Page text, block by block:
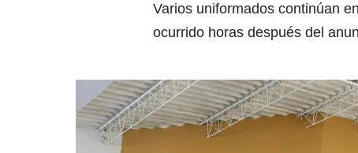
Varios uniformados continúan
ocurrido horas después del